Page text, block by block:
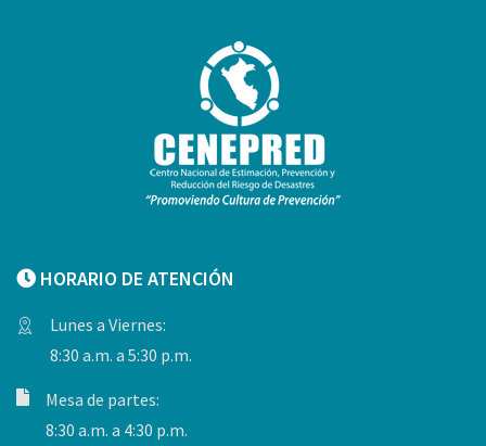
HORARIO DE ATENCIÓN
Lunes a Viernes:
8:30 a.m. a 5:30 p.m.
Mesa de partes:
8:30 a.m. a 4:30 p.m.